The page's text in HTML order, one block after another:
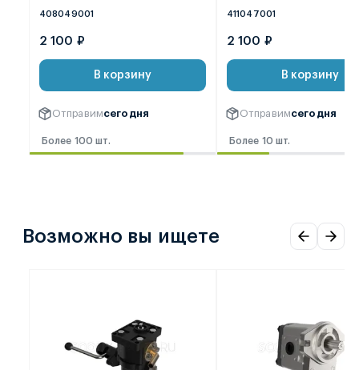
408049001
2 100 ₽
В корзину
Отправимсегодня
Более 100 шт.
411047001
2 100 ₽
В корзину
Отправимсегодня
Более 10 шт.
Возможно вы ищете